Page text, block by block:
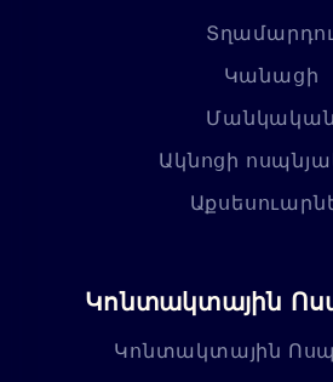
Կանացի
Մանկական
Ակնոցի
Կոնտակտային
Կոնտակտային